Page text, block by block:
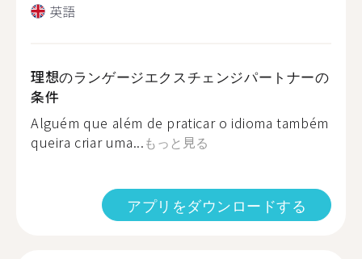
英語
理想のランゲージエクスチェンジパートナーの
条件
Alguém que além de praticar o idioma também
queira criar uma...もっと見る
アプリをダウンロードする